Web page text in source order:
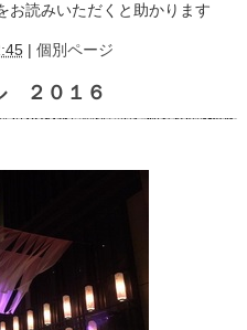
お読みいただくと助かります
| 個別ページ
２０１６